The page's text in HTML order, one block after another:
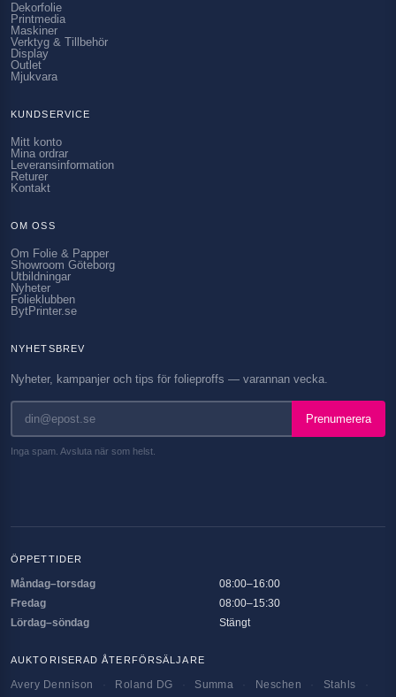
Dekorfolie
Printmedia
Maskiner
Verktyg & Tillbehör
Display
Outlet
Mjukvara
KUNDSERVICE
Mitt konto
Mina ordrar
Leveransinformation
Returer
Kontakt
OM OSS
Om Folie & Papper
Showroom Göteborg
Utbildningar
Nyheter
Folieklubben
BytPrinter.se
NYHETSBREV
Nyheter, kampanjer och tips för folieproffs — varannan vecka.
Prenumerera
Inga spam. Avsluta när som helst.
ÖPPETTIDER
Måndag–torsdag
08:00–16:00
Fredag
08:00–15:30
Lördag–söndag
Stängt
AUKTORISERAD ÅTERFÖRSÄLJARE
Avery Dennison Roland DG Summa Neschen Stahls